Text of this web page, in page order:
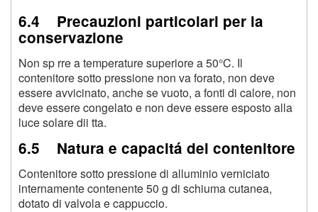
6.4 Precauzioni particolari per la
conservazione
Non sp rre a temperature superiore a 50°C. Il
contenitore sotto pressione non va forato, non deve
essere avvicinato, anche se vuoto, a fonti di calore, non
deve essere congelato e non deve essere esposto alla
luce solare dii tta.
6.5 Natura e capacitá del contenitore
Contenitore sotto pressione di alluminio verniciato
internamente contenente 50 g di schiuma cutanea,
dotato di valvola e cappuccio.